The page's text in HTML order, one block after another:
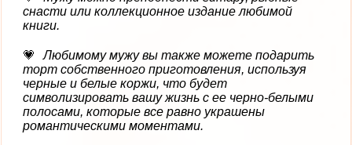
снасти или коллекционное издание любимой
книги.
Любимому мужу вы также можете подарить
торт собственного приготовления, используя
черные и белые коржи, что будет
символизировать вашу жизнь с ее черно-белыми
полосами, которые все равно украшены
романтическими моментами.